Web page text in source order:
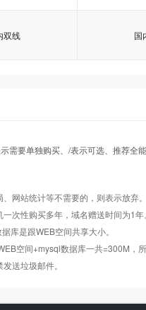
双线 国
Linux
需要单独购买、/表示可选、推荐全
网站统计等不需要的，则表示放弃
次性购买多年，域名赠送时间为1年
库是跟WEB空间共享大小。
空间+mysql数据库一共=300M，
送垃圾邮件。